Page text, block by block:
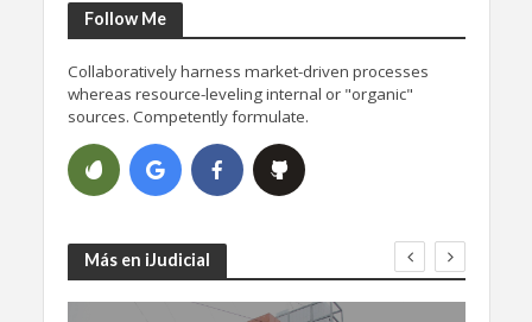
Follow Me
Collaboratively harness market-driven processes
whereas resource-leveling internal or "organic"
sources. Competently formulate.
Más en iJudicial